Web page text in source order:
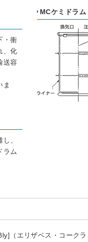
・衝
、化
送容
ま
、
ラム
MCケミドラム
（エリザベス・コーク